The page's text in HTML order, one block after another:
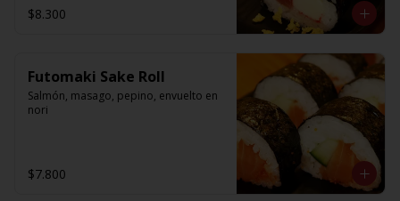
$8.300
Futomaki Sake Roll
Salmón, masago, pepino, envuelto en
nori
$7.800